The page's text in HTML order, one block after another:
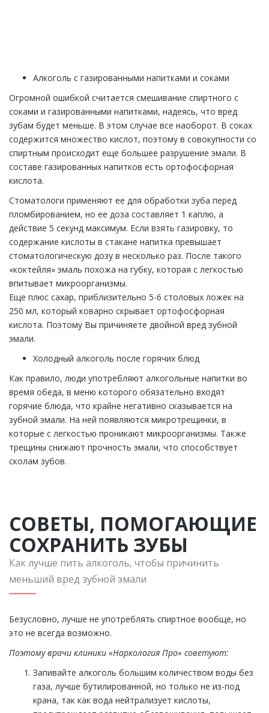
Алкоголь с газированными напитками и соками
Огромной ошибкой считается смешивание спиртного с
соками и газированными напитками, надеясь, что вред
зубам будет меньше. В этом случае все наоборот. В соках
содержится множество кислот, поэтому в совокупности со
спиртным происходит еще большее разрушение эмали. В
составе газированных напитков есть ортофосфорная
кислота.
Стоматологи применяют ее для обработки зуба перед
пломбированием, но ее доза составляет 1 каплю, а
действие 5 секунд максимум. Если взять газировку, то
содержание кислоты в стакане напитка превышает
стоматологическую дозу в несколько раз. После такого
«коктейля» эмаль похожа на губку, которая с легкостью
впитывает микроорганизмы.
Еще плюс сахар, приблизительно 5-6 столовых ложек на
250 мл, который коварно скрывает ортофосфорная
кислота. Поэтому Вы причиняете двойной вред зубной
эмали.
Холодный алкоголь после горячих блюд
Как правило, люди употребляют алкогольные напитки во
время обеда, в меню которого обязательно входят
горячие блюда, что крайне негативно сказывается на
зубной эмали. На ней появляются микротрещинки, в
которые с легкостью проникают микроорганизмы. Также
трещины снижают прочность эмали, что способствует
сколам зубов.
СОВЕТЫ, ПОМОГАЮЩИЕ
СОХРАНИТЬ ЗУБЫ
Как лучше пить алкоголь, чтобы причинить
меньший вред зубной эмали
Безусловно, лучше не употреблять спиртное вообще, но
это не всегда возможно.
Поэтому врачи клиники «Наркология Про» советуют:
Запивайте алкоголь большим количеством воды без
газа, лучше бутилированной, но только не из-под
крана, так как вода нейтрализует кислоты,